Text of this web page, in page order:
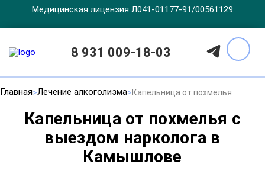
Медицинская лицензия Л041-01177-91/00561129
8 931 009-18-03
Главная Лечение алкоголизма Капельница от похмелья
Капельница от похмелья с
выездом нарколога в
Камышлове